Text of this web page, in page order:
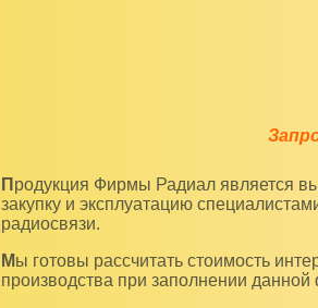
Продукция Фирмы Радиал является высокотехнологичным оборудованием и подразумевает
закупку и эксплуатацию
радиосвязи.
Мы готовы рассчитать стоимость интересующих вас изделий по последним ценам нашего
производства при заполнении